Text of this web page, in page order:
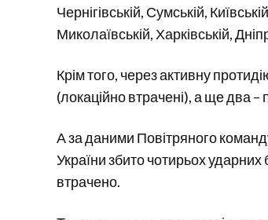
Чернігівській, Сумській,
Миколаївській, Харківській,
Крім того, через активну
(локаційно втрачені), а ще два –
А за даними Повітряного
України збито чотирьох ударних
втрачено.